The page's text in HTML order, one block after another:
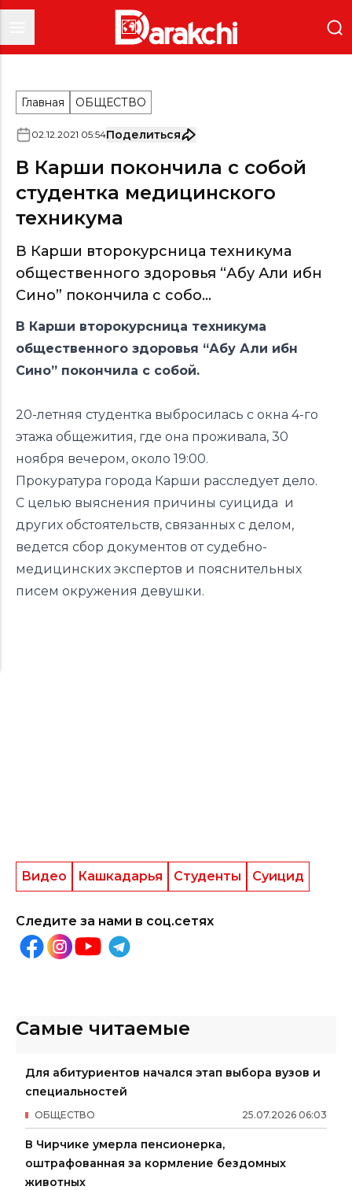
Главная ОБЩЕСТВО
02.12.2021 05:54Поделиться
В Карши покончила с собой
студентка медицинского
техникума
В Карши второкурсница техникума
общественного здоровья “Абу Али ибн
Сино” покончила с собо...
В Карши второкурсница техникума
общественного здоровья “Абу Али ибн
Сино” покончила с собой.
20-летняя студентка выбросилась с окна 4-го
этажа общежития, где она проживала, 30
ноября вечером, около 19:00.
Прокуратура города Карши расследует дело.
С целью выяснения причины суицида и
других обстоятельств, связанных с делом,
ведется сбор документов от судебно-
медицинских экспертов и пояснительных
писем окружения девушки.
Видео Кашкадарья Студенты Суицид
Следите за нами в соц.сетях
Самые читаемые
Для абитуриентов начался этап выбора вузов и
специальностей
25.07.2026 06:03
ОБЩЕСТВО
В Чирчике умерла пенсионерка,
оштрафованная за кормление бездомных
животных